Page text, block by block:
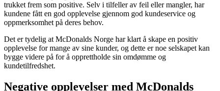
trukket frem som positive. Selv i tilfeller av feil eller mangler, har
kundene fått en god opplevelse gjennom god kundeservice og
oppmerksomhet på deres behov.
Det er tydelig at McDonalds Norge har klart å skape en positiv
opplevelse for mange av sine kunder, og dette er noe selskapet kan
bygge videre på for å opprettholde sin omdømme og
kundetilfredshet.
Negative opplevelser med McDonalds